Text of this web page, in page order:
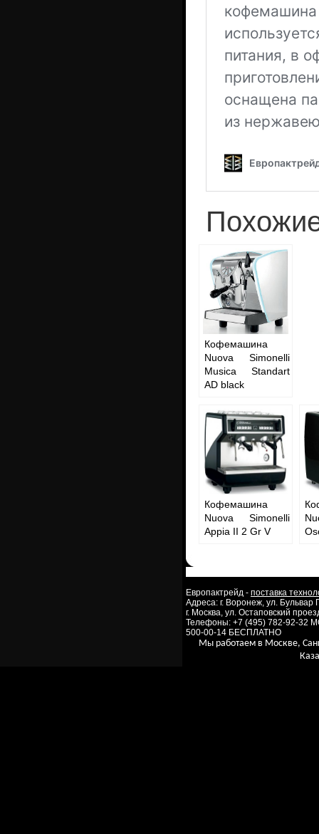
Кофемашина
Nuova Simonelli
Musica Standart
AD black
Кофемашина
Nuova Simonelli
Appia II 2 Gr V
Европактрейд - поставка
Адреса: г. Воронеж, ул.
г. Москва, ул. Остаповский
Телефоны: +7 (495) 782-92-32
500-00-14 БЕСПЛАТНО
Мы работаем в Москве,